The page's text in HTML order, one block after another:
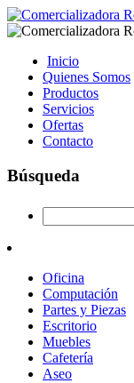
Inicio
Quienes Somos
Productos
Servicios
Ofertas
Contacto
Búsqueda
Oficina
Computación
Partes y Piezas
Escritorio
Muebles
Cafetería
Aseo